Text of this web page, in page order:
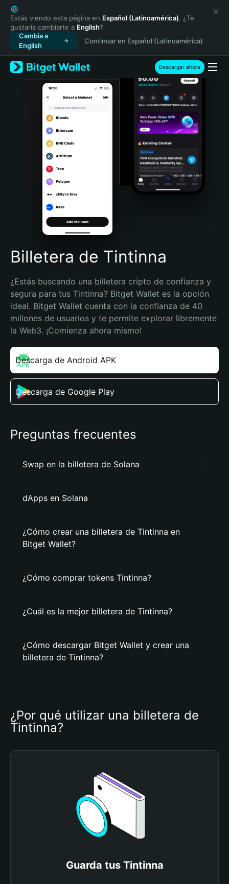
English
日本語
Tiếng Việt
Русский
Español (Latinoamérica)
Türkçe
Italiano
Português (Portugal)
Bahasa Indonesia
Português (Brasil)
Español (Argentina)
Estás viendo esta página en Español (Latinoamérica). ¿Te
gustaría cambiarte a English?
Cambia a
English
Continuar en Español (Latinoamérica)
Descargar ahora
Billetera de Tintinna
¿Estás buscando una billetera cripto de confianza y
segura para tus Tintinna? Bitget Wallet es la opción
ideal. Bitget Wallet cuenta con la confianza de 40
millones de usuarios y te permite explorar libremente
la Web3. ¡Comienza ahora mismo!
Descarga de Android APK
Descarga de Google Play
Preguntas frecuentes
Swap en la billetera de Solana
dApps en Solana
¿Cómo crear una billetera de Tintinna en
Bitget Wallet?
¿Cómo comprar tokens Tintinna?
¿Cuál es la mejor billetera de Tintinna?
¿Cómo descargar Bitget Wallet y crear una
billetera de Tintinna?
¿Por qué utilizar una billetera de
Tintinna?
Guarda tus Tintinna